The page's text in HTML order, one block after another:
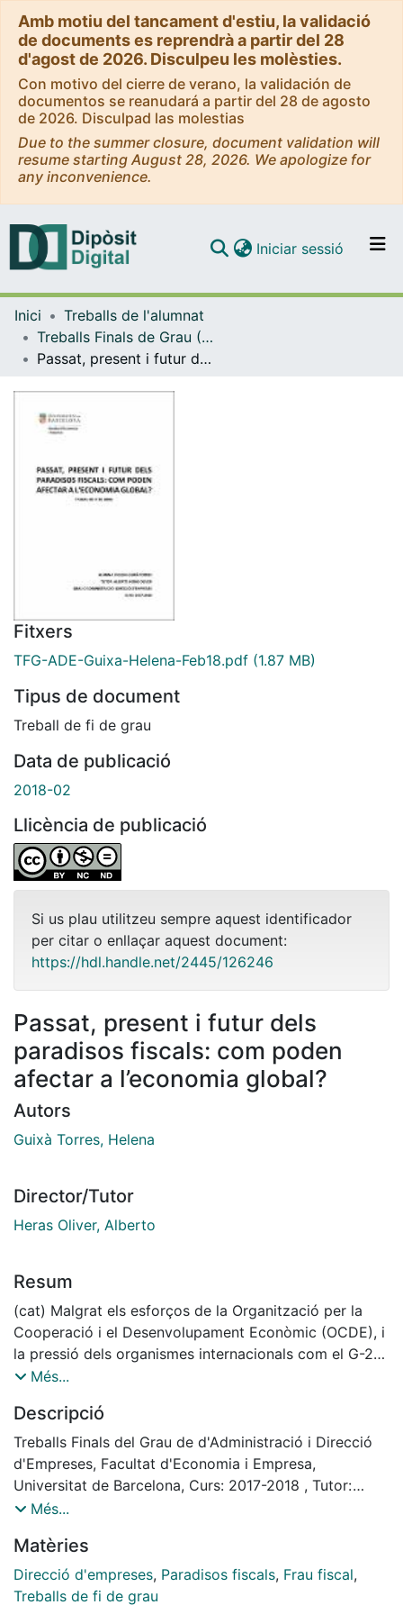
Amb motiu del tancament d'estiu, la validació
de documents es reprendrà a partir del 28
d'agost de 2026. Disculpeu les molèsties.
Con motivo del cierre de verano, la validación de
documentos se reanudará a partir del 28 de agosto
de 2026. Disculpad las molestias
Due to the summer closure, document validation will
resume starting August 28, 2026. We apologize for
any inconvenience.
Navega per tot el DD
Com publicar
Iniciar sessió (current)
Inici
Treballs de l'alumnat
Treballs Finals de Grau (TFG) - Administració i Direcció d'Empreses
Passat, present i futur dels paradisos fiscals: com poden afectar a l’economia global?
Fitxers
TFG-ADE-Guixa-Helena-Feb18.pdf (1.87 MB)
Tipus de document
Treball de fi de grau
Data de publicació
2018-02
Llicència de publicació
Si us plau utilitzeu sempre aquest identificador
per citar o enllaçar aquest document:
https://hdl.handle.net/2445/126246
Passat, present i futur dels
paradisos fiscals: com poden
afectar a l’economia global?
Autors
Guixà Torres, Helena
Director/Tutor
Heras Oliver, Alberto
Resum
(cat) Malgrat els esforços de la Organització per la
Cooperació i el Desenvolupament Econòmic (OCDE), i
la pressió dels organismes internacionals com el G-20
o el Fons Monetari Internacional (FMI) per erradicar els
provoquen sobre l’economia mundial, aquests encara
continuen proliferant de forma desmesurada en els
nostres dies. Cada vegada que posem la televisió o
llegim el diari, sentim a parlar d’un nou cas de
corrupció, evasió d’impostos o societats offshore,
l’àmbit polític, empresarial o fins i tot artístic i
esportiu. Potser ja ha arribat el moment de plantejar-
nos si realment cal anar més enllà i prendre mesures
Més...
Descripció
Treballs Finals del Grau de d'Administració i Direcció
d'Empreses, Facultat d'Economia i Empresa,
Universitat de Barcelona, Curs: 2017-2018 , Tutor:
Alberto Heras Oliver
Més...
Matèries
Direcció d'empreses, Paradisos fiscals, Frau fiscal,
Treballs de fi de grau